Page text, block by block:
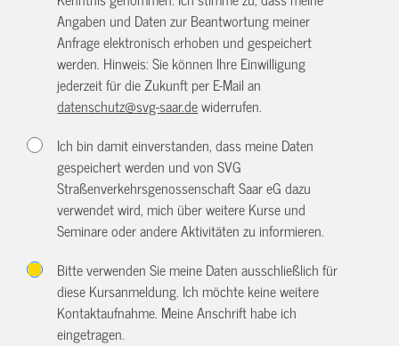
Angaben und Daten zur Beantwortung meiner
Anfrage elektronisch erhoben und gespeichert
werden. Hinweis: Sie können Ihre Einwilligung
jederzeit für die Zukunft per E-Mail an
datenschutz@svg-saar.dewiderrufen.
Ich bin damit einverstanden, dass meine Daten
gespeichert werden und von SVG
Straßenverkehrsgenossenschaft Saar eG dazu
verwendet wird, mich über weitere Kurse und
Seminare oder andere Aktivitäten zu informieren.
Bitte verwenden Sie meine Daten ausschließlich für
diese Kursanmeldung. Ich möchte keine weitere
Kontaktaufnahme. Meine Anschrift habe ich
eingetragen.